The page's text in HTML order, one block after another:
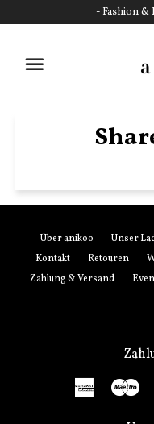
- Fashion &
Über anikoo Unser
Kontakt
Retouren
Zahlung & Versand
American
Express